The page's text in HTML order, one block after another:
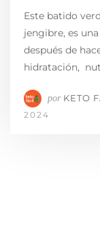
Este batido
jengibre, es
después de
hidratación,
por KETO
2024